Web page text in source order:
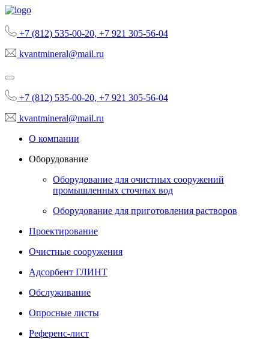
+7 (812) 535-00-20, +7 921 305-56-04
kvantmineral@mail.ru
+7 (812) 535-00-20, +7 921 305-56-04
kvantmineral@mail.ru
О компании
Оборудование
Оборудование для очистных сооружений
промышленных сточных вод
Оборудование для приготовления растворов
Проектирование
Очистные сооружения
Адсорбент ГЛИНТ
Обслуживание
Опросные листы
Референс-лист